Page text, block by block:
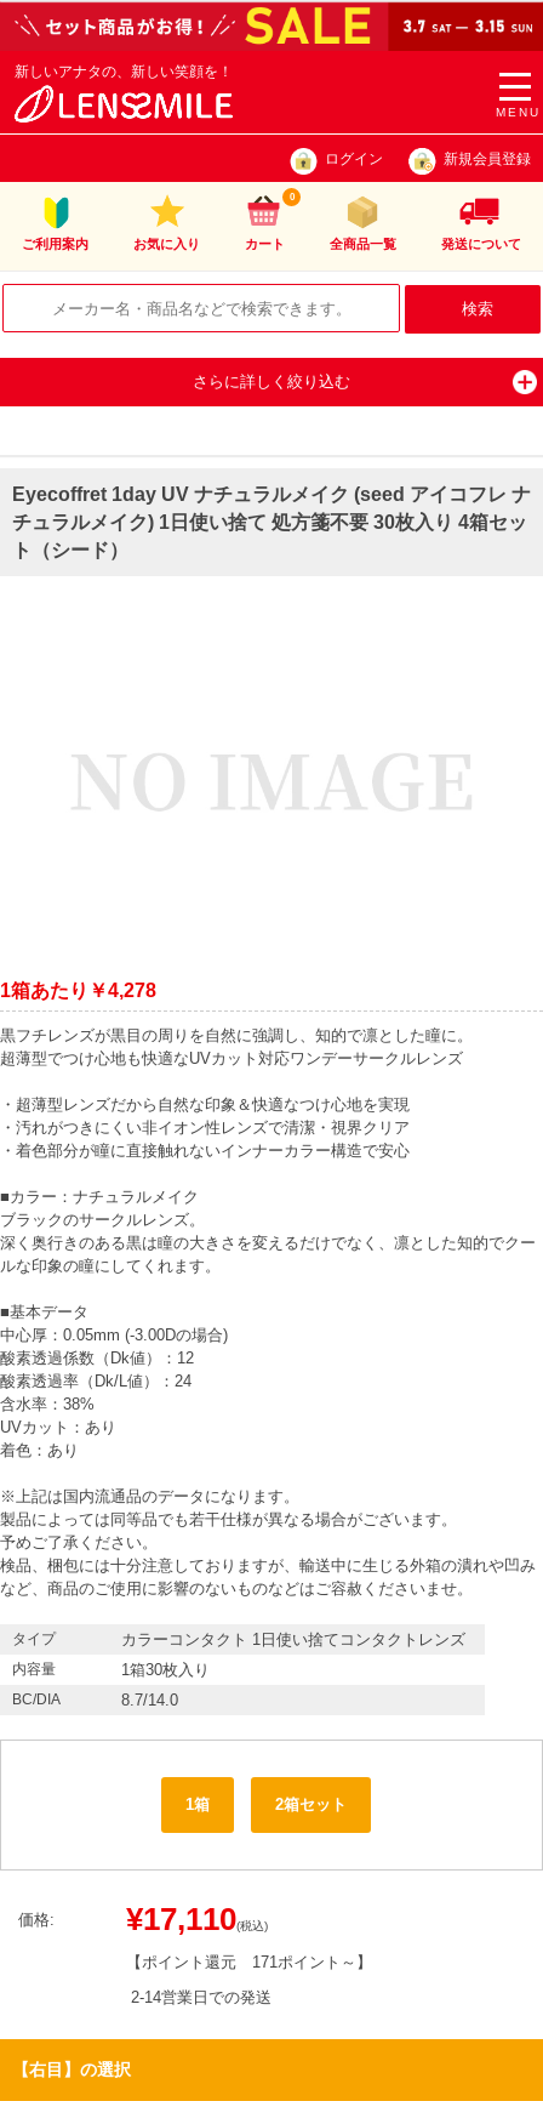
MENU
新しいアナタの、新しい笑顔を！
ログイン 新規会員登録
ご利用案内 お気に入り カート
0
全商品一覧 発送について
さらに詳しく絞り込む
Eyecoffret 1day UV ナチュラルメイク (seed アイコフレ ナ
チュラルメイク) 1日使い捨て 処方箋不要 30枚入り 4箱セッ
ト（シード）
1箱あたり￥4,278
黒フチレンズが黒目の周りを自然に強調し、知的で凛とした瞳に。
超薄型でつけ心地も快適なUVカット対応ワンデーサークルレンズ
・超薄型レンズだから自然な印象＆快適なつけ心地を実現
・汚れがつきにくい非イオン性レンズで清潔・視界クリア
・着色部分が瞳に直接触れないインナーカラー構造で安心
■カラー：ナチュラルメイク
ブラックのサークルレンズ。
深く奥行きのある黒は瞳の大きさを変えるだけでなく、凛とした知的でクー
ルな印象の瞳にしてくれます。
■基本データ
中心厚：0.05mm (-3.00Dの場合)
酸素透過係数（Dk値）：12
酸素透過率（Dk/L値）：24
含水率：38%
UVカット：あり
着色：あり
※上記は国内流通品のデータになります。
製品によっては同等品でも若干仕様が異なる場合がございます。
予めご了承ください。
検品、梱包には十分注意しておりますが、輸送中に生じる外箱の潰れや凹み
など、商品のご使用に影響のないものなどはご容赦くださいませ。
タイプ カラーコンタクト 1日使い捨てコンタクトレンズ
内容量 1箱30枚入り
BC/DIA 8.7/14.0
1箱 2箱セット
価格: ¥17,110(税込)
【ポイント還元 171ポイント～ 】
2-14営業日での発送
【右目】の選択